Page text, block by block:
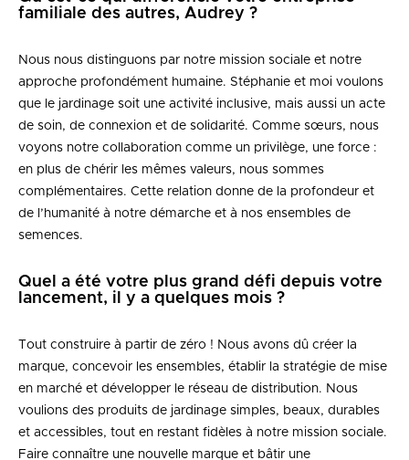
familiale des autres, Audrey ?
Nous nous distinguons par notre mission sociale et notre
approche profondément humaine. Stéphanie et moi voulons
que le jardinage soit une activité inclusive, mais aussi un acte
de soin, de connexion et de solidarité. Comme sœurs, nous
voyons notre collaboration comme un privilège, une force :
en plus de chérir les mêmes valeurs, nous sommes
complémentaires. Cette relation donne de la profondeur et
de l’humanité à notre démarche et à nos ensembles de
semences.
Quel a été votre plus grand défi depuis votre
lancement, il y a quelques mois ?
Tout construire à partir de zéro ! Nous avons dû créer la
marque, concevoir les ensembles, établir la stratégie de mise
en marché et développer le réseau de distribution. Nous
voulions des produits de jardinage simples, beaux, durables
et accessibles, tout en restant fidèles à notre mission sociale.
Faire connaître une nouvelle marque et bâtir une